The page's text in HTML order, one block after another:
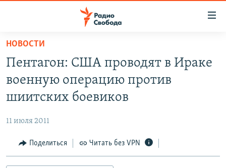
упрощенного
доступа
основному
Вернутся
АВТОРСКИЕ ПРОЕКТЫ
МНЕНИЯ
КУЛЬТУРА
НОВОСТИ
Пентагон: США проводят в Ираке
военную операцию против
шиитских боевиков
11 июля 2011
Поделиться Читать без VPN